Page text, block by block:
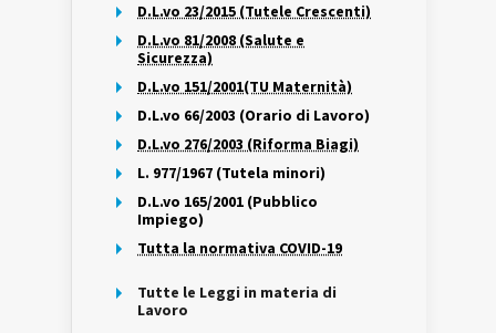
D.L.vo 23/2015 (Tutele Crescenti)
D.L.vo 81/2008 (Salute e
Sicurezza)
D.L.vo 151/2001(TU Maternità)
D.L.vo 66/2003 (Orario di Lavoro)
D.L.vo 276/2003 (Riforma Biagi)
L. 977/1967 (Tutela minori)
D.L.vo 165/2001 (Pubblico
Impiego)
Tutta la normativa COVID-19
Tutte le Leggi in materia di
Lavoro